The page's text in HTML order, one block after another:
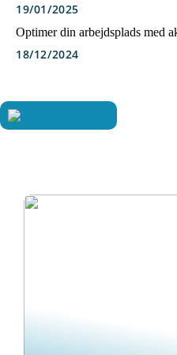
19/01/2025
Optimer din arbejdsplads med
18/12/2024